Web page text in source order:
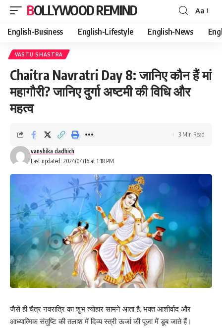
BOLLYWOOD REMIND
Font
Resizer
Aa
English-Business English-Lifestyle English-News
VASTU SHASTRA
Chaitra Navratri Day 8: जानिए कौन हैं मां
महागौरी? जानिए दुर्गा अष्टमी की विधि और
महत्व
Last updated: 2024/04/16 at 1:18 PM
vanshika dadhich
3 Min Read
जैसे ही चैत्र नवरात्रि का शुभ त्योहार सामने आता है, भक्त आशीर्वाद और
आध्यात्मिक संतुष्टि की तलाश में दिव्य स्त्री ऊर्जा की पूजा में डूब जाते हैं।